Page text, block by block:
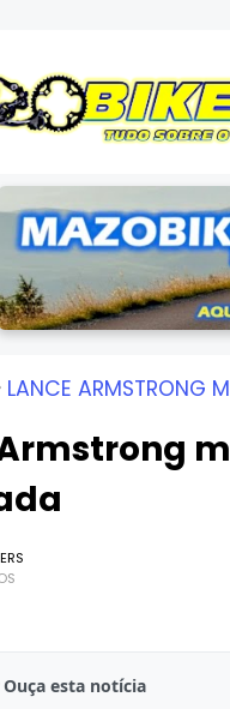
LANCE ARMSTRONG
Ouça esta notícia